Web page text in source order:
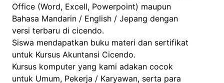
Office (Word, Excell, Powerpoint) maupun
Bahasa Mandarin / English / Jepang dengan
versi terbaru di cicendo.
Siswa mendapatkan buku materi dan sertifikat
untuk Kursus Akuntansi Cicendo.
Kursus komputer yang kami adakan cocok
untuk Umum, Pekerja / Karyawan, serta para